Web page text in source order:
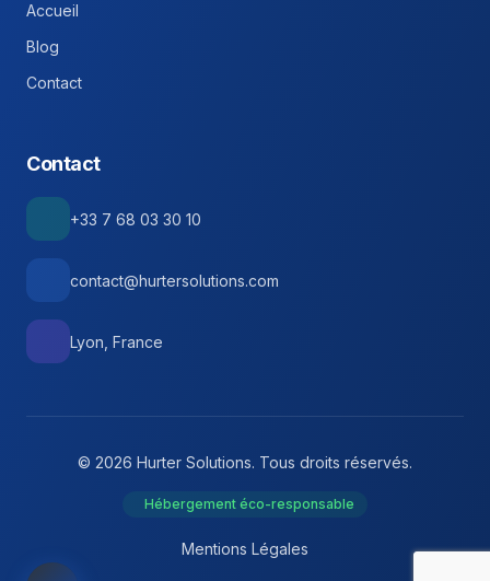
Accueil
Blog
Contact
Contact
+33 7 68 03 30 10
contact@hurtersolutions.com
Lyon, France
© 2026 Hurter Solutions. Tous droits réservés.
Hébergement éco-responsable
Mentions Légales